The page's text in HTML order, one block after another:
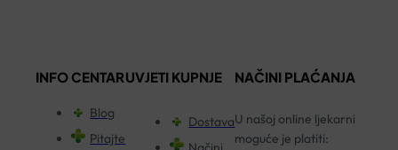
INFO CENTAR
Blog
Pitajte
UVJETI KUPNJE
Dostava
NAČINI PLAĆANJA
U našoj online ljekarni
moguće je platiti: